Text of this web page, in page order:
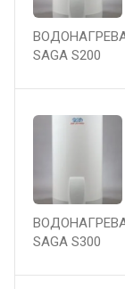
SAGA S200
SAGA S300